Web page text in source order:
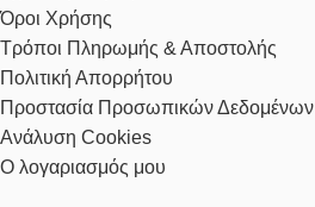
Όροι Χρήσης
Τρόποι Πληρωμής & Αποστολής
Πολιτική Απορρήτου
Προστασία Προσωπικών Δεδομένων
Ανάλυση Cookies
Ο λογαριασμός μου